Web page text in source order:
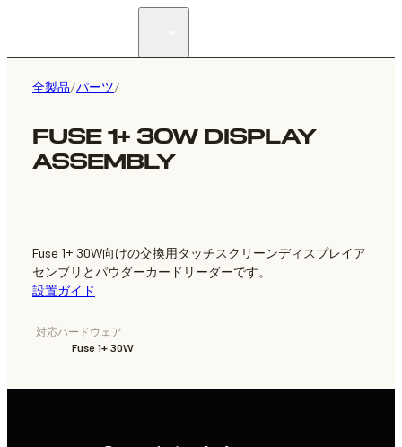
全製品/パーツ/
FUSE 1+ 30W DISPLAY
ASSEMBLY
Fuse 1+ 30W向けの交換用タッチスクリーンディスプレイア
センブリとパウダーカードリーダーです。
設置ガイド
対応ハードウェア
Fuse 1+ 30W